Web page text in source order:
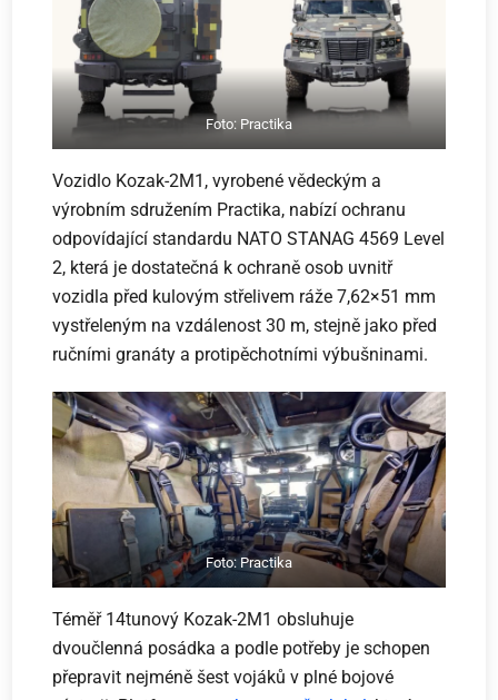
Foto: Practika
Vozidlo Kozak-2M1, vyrobené vědeckým a
výrobním sdružením Practika, nabízí ochranu
odpovídající standardu NATO STANAG 4569 Level
2, která je dostatečná k ochraně osob uvnitř
vozidla před kulovým střelivem ráže 7,62×51 mm
vystřeleným na vzdálenost 30 m, stejně jako před
ručními granáty a protipěchotními výbušninami.
Foto: Practika
Téměř 14tunový Kozak-2M1 obsluhuje
dvoučlenná posádka a podle potřeby je schopen
přepravit nejméně šest vojáků v plné bojové